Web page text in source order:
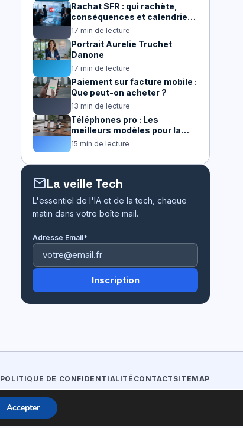
Rachat SFR : qui rachète,
conséquences et calendrier
2026
17 min de lecture
Portrait Aurelie Truchet
Danone
17 min de lecture
Paiement sur facture mobile :
Que peut-on acheter ?
13 min de lecture
Téléphones pro : Les
meilleurs modèles pour la
productivité
15 min de lecture
mailLa veille Tech
L'essentiel de l'IA et de la tech, chaque
matin dans votre boîte mail.
Adresse Email*
POLITIQUE DE CONFIDENTIALITÉ CONTACT SITEMAP
Accepter